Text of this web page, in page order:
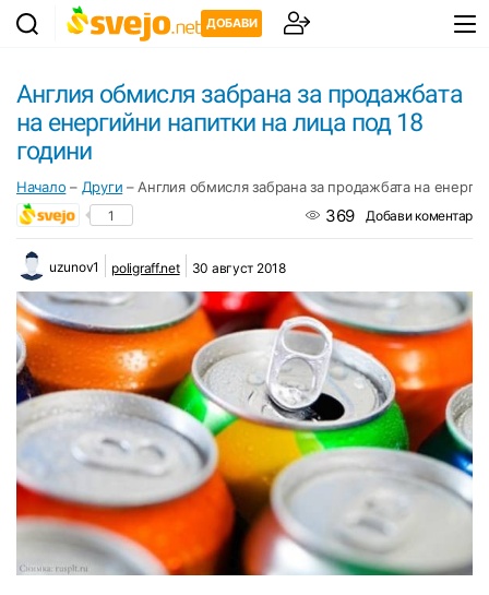
ДОБАВИ
Англия обмисля забрана за продажбата
на енергийни напитки на лица под 18
години
Начало – Други – Англия обмисля забрана за продажбата на
1 369 Добави коментар
uzunov1 poligraff.net 30 август 2018